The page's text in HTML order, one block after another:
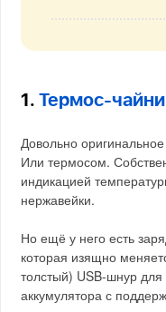
1.Термос-
Довольно
Или термосом.
индикацией
нержавейки.
Но ещё у него есть
которая изящно
толстый) USB-шнур
аккумулятора с